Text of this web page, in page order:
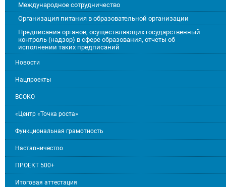
Международное сотрудничество
Организация питания в образовательной организации
Предписания органов, осуществляющих государственный
контроль (надзор) в сфере образования, отчеты об
исполнении таких предписаний
Новости
Нацпроекты
ВСОКО
«Центр «Точка роста»
Функциональная грамотность
Наставничество
ПРОЕКТ 500+
Итоговая аттестация